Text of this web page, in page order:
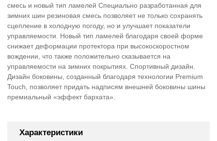
смесь и новый тип ламелей Специально разработанная для
зимних шин резиновая смесь позволяет не только сохранять
сцепление в холодную погоду, но и улучшает показатели
управляемости. Новый тип ламелей благодаря своей форме
снижает деформации протектора при высокоскоростном
вождении, что также положительно сказывается на
управляемости на зимних покрытиях. Спортивный дизайн.
Дизайн боковины, созданный благодаря технологии Premium
Touch, позволяет придать надписям внешней боковины шины
премиальный «эффект бархата».
Характеристики